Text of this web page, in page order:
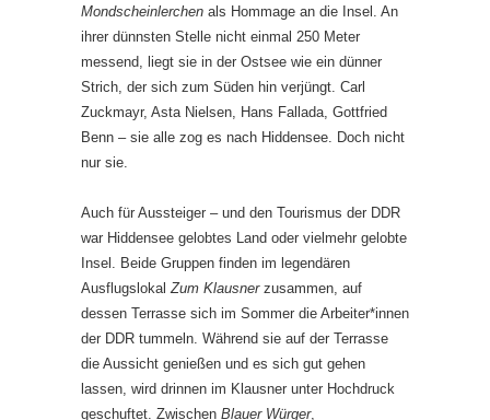
Mondscheinlerchen als Hommage an die Insel. An
ihrer dünnsten Stelle nicht einmal 250 Meter
messend, liegt sie in der Ostsee wie ein dünner
Strich, der sich zum Süden hin verjüngt. Carl
Zuckmayr, Asta Nielsen, Hans Fallada, Gottfried
Benn – sie alle zog es nach Hiddensee. Doch nicht
nur sie.
Auch für Aussteiger – und den Tourismus der DDR
war Hiddensee gelobtes Land oder vielmehr gelobte
Insel. Beide Gruppen finden im legendären
Ausflugslokal Zum Klausnerzusammen, auf
dessen Terrasse sich im Sommer die Arbeiter*innen
der DDR tummeln. Während sie auf der Terrasse
die Aussicht genießen und es sich gut gehen
lassen, wird drinnen im Klausner unter Hochdruck
geschuftet. Zwischen Blauer Würger,